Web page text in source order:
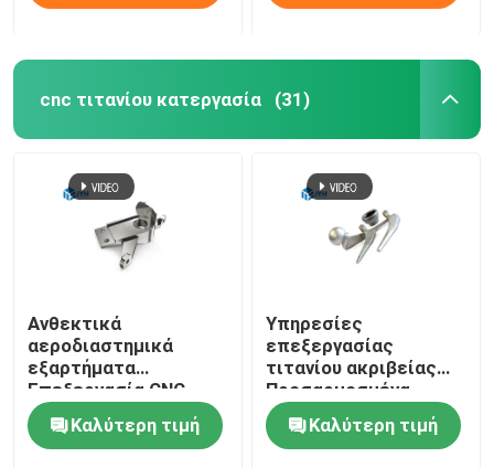
cnc τιτανίου κατεργασία (31)
Ανθεκτικά
αεροδιαστημικά
εξαρτήματα
Επεξεργασία CNC
Τμηματα τιτανίου
0.01-0.005mm
Ανεπάρκεια
Καλύτερη τιμή
Υπηρεσίες
επεξεργασίας
τιτανίου ακριβείας
Προσαρμοσμένα
σχέδια ODM
διαθέσιμαΚαλύτερη τιμή